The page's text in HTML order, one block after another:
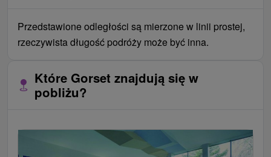
Przedstawione odległości są mierzone w linii prostej,
rzeczywista długość podróży może być inna.
Które Gorset znajdują się w
pobliżu?